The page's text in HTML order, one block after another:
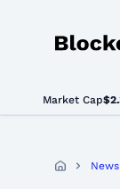
Market Cap
News